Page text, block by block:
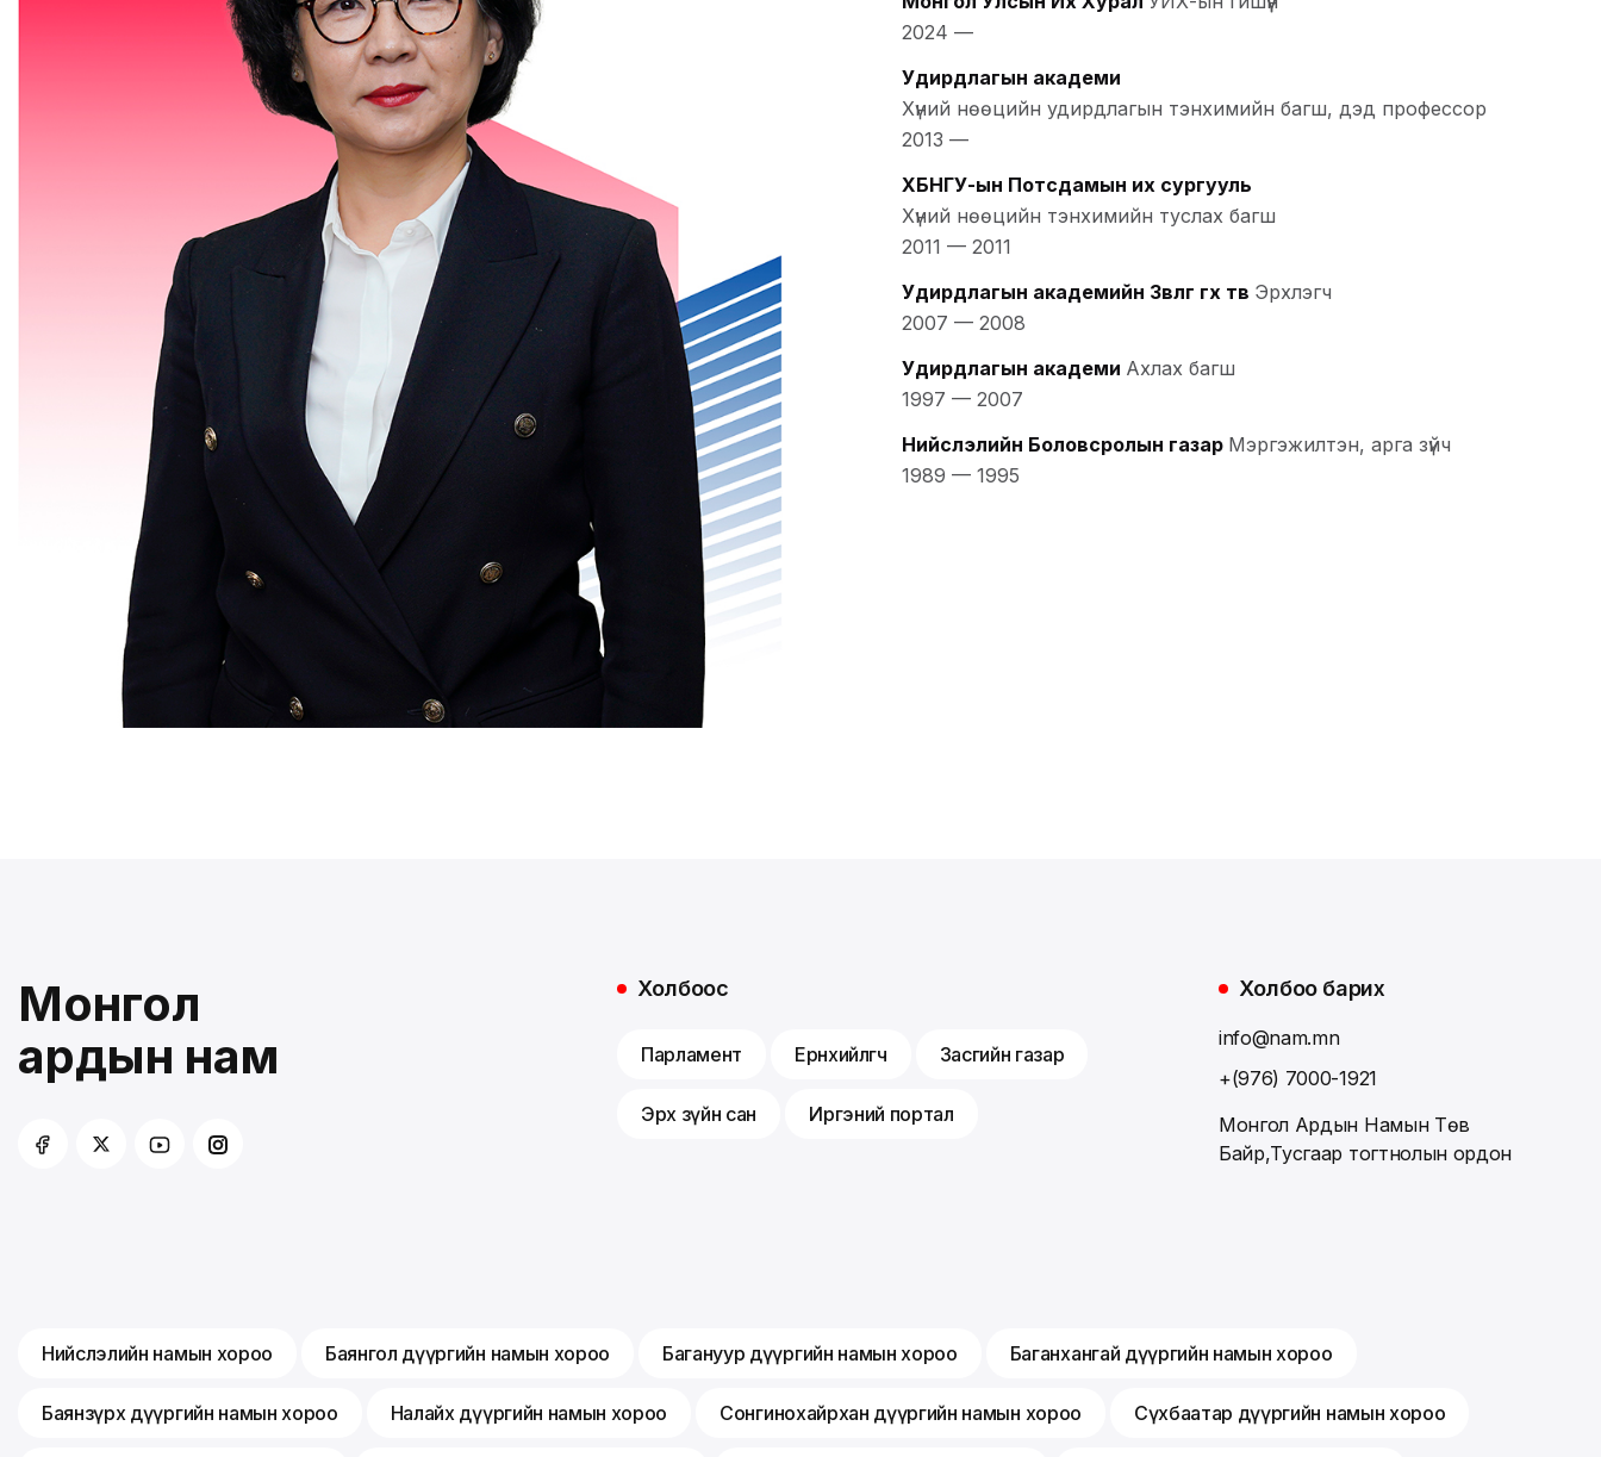
2024 —
Удирдлагын академи
Хүний нөөцийн удирдлагын тэнхимийн багш, дэд профессор
2013 —
ХБНГУ-ын Потсдамын их сургууль
Хүний нөөцийн тэнхимийн туслах багш
2011 — 2011
Удирдлагын академийн Зөвөлгөө өгөх төв Эрхлэгч
2007 — 2008
Удирдлагын академи Ахлах багш
1997 — 2007
Нийслэлийн Боловсролын газар Мэргэжилтэн, арга зүйч
1989 — 1995
Монгол
ардын нам
Холбоос
Парламент Ерөнхийлөгч Засгийн газар
Эрх зүйн сан Иргэний портал
Холбоо барих
info@nam.mn
+(976) 7000-1921
Монгол Ардын Намын Төв
Байр,Тусгаар тогтнолын ордон
Нийслэлийн намын хороо Баянгол дүүргийн намын хороо Багануур дүүргийн намын хороо Баганхангай дүүргийн намын хороо
Баянзүрх дүүргийн намын хороо Налайх дүүргийн намын хороо Сонгинохайрхан дүүргийн намын хороо Сүхбаатар дүүргийн намын хороо